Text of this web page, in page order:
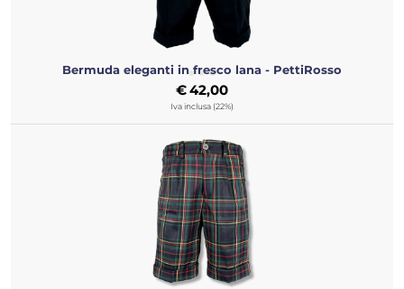
Bermuda eleganti in fresco lana - PettiRosso
€42,00
Iva inclusa (22%)